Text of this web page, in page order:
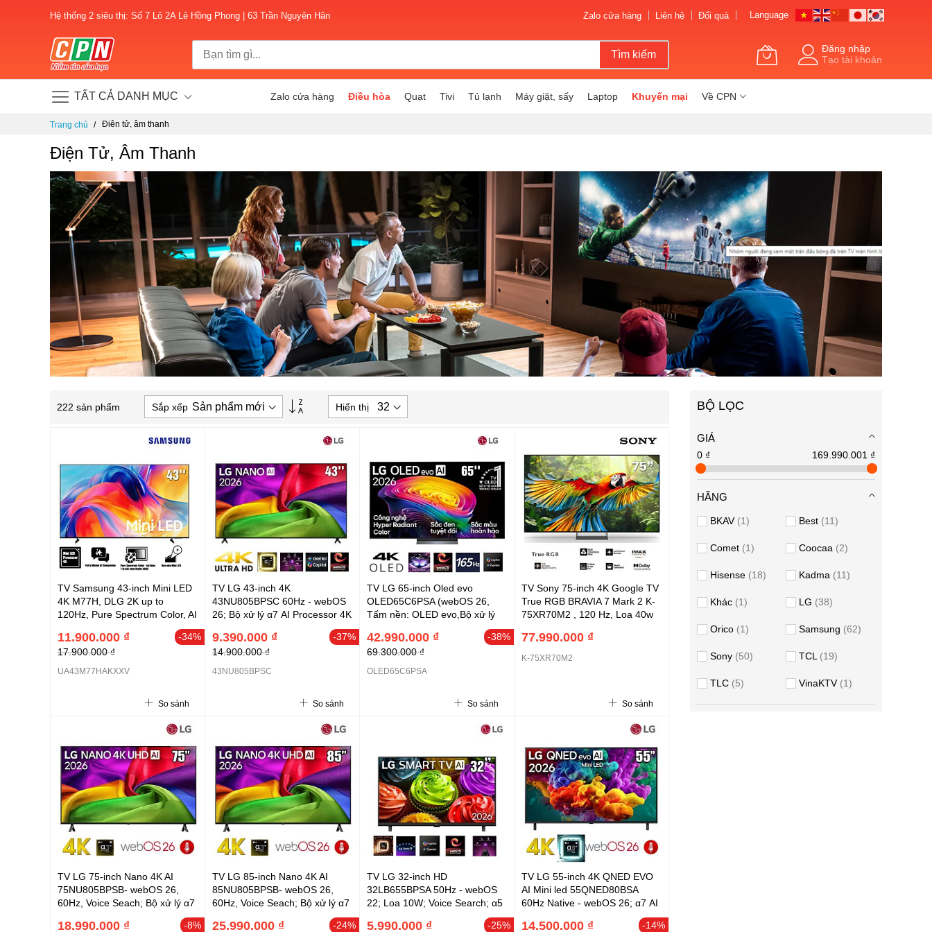
Hệ thống 2 siêu thị: Số 7 Lô 2A Lê Hồng Phong | 63 Trần Nguyên Hãn Zalo cửa hàng Liên hệ Đổi quà Language
TẤT CẢ DANH MỤC
Tìm kiếm
Đăng nhập
Tạo tài khoản
Zalo cửa hàng Điều hòa Quạt Tivi Tủ lạnh Máy giặt, sấy Laptop Khuyến mại Về CPN
Trang chủ Điện tử, âm thanh
Điện Tử, Âm Thanh
222 sản phẩm Sắp xếp
lập
hướng
dần
Hiển thị
TV Samsung 43-inch Mini LED
4K M77H, DLG 2K up to
120Hz, Pure Spectrum Color, AI
Sound Solution, Football Mode
- 2026
-34%
11.900.000 ₫
17.900.000 ₫
UA43M77HAKXXV
So sánh
TV LG 43-inch 4K
43NU805BPSC 60Hz - webOS
26; Bộ xử lý α7 AI Processor 4K
Gen9 ; Loa 2.0 20W AI Sound
Pro; LG ThinQ; Airplay2;
Google Cast
-37%
9.390.000 ₫
14.900.000 ₫
43NU805BPSC
So sánh
TV LG 65-inch Oled evo
OLED65C6PSA (webOS 26,
Tấm nền: OLED evo,Bộ xử lý
,Dolby Atmos, 120/165Hz, loa
40W(3 loa)α9 AI Sound Pro
(,Bluetooth 5.3,,2026
-38%
42.990.000 ₫
69.300.000 ₫
OLED65C6PSA
So sánh
TV Sony 75-inch 4K Google TV
True RGB BRAVIA 7 Mark 2 K-
75XR70M2 , 120 Hz, Loa 40w
Backlight Master Drive Pro),
RGB Triluminos Max, AI
77.990.000 ₫
K-75XR70M2
So sánh
TV LG 75-inch Nano 4K AI
75NU805BPSB- webOS 26,
60Hz, Voice Seach; Bộ xử lý α7
20W, âm thanh vòm AI Sound-8%
18.990.000 ₫
TV LG 85-inch Nano 4K AI
85NU805BPSB- webOS 26,
60Hz, Voice Seach; Bộ xử lý α7
AI Processor 4K Gen9 ; Loa
20W, âm thanh vòm AI Sound-24%
25.990.000 ₫
TV LG 32-inch HD
32LB655BPSA 50Hz - webOS
22; Loa 10W; Voice Search; α5
-25%
5.990.000 ₫
TV LG 55-inch 4K QNED EVO
AI Mini led 55QNED80BSA
60Hz Native - webOS 26; α7 AI
Processor 4K Gen9; HDR10 /
HLG; Local Dimming; .320 nits,
-14%
14.500.000 ₫
BỘ LỌC
GIÁ
0 ₫ 169.990.001 ₫
HÃNG
BKAV 1 Best 11
Comet 1 Coocaa 2
Hisense 18 Kadma 11
Khác 1 LG 38
Orico 1 Samsung 62
Sony 50 TCL 19
TLC 5 VinaKTV 1